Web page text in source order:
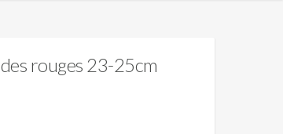
rouges 23-25cm